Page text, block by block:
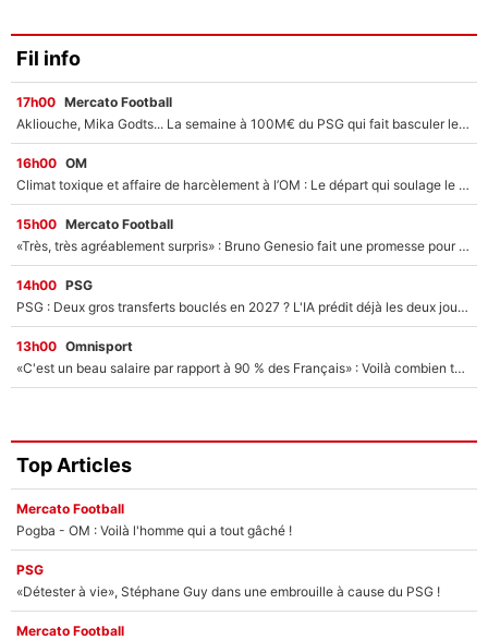
Fil info
17h00 Mercato Football
Akliouche, Mika Godts... La semaine à 100M€ du PSG qui fait basculer le mercato du PSG !
16h00 OM
Climat toxique et affaire de harcèlement à l’OM : Le départ qui soulage le vestiaire de Bruno Genesio
15h00 Mercato Football
«Très, très agréablement surpris» : Bruno Genesio fait une promesse pour la suite du mercato de l’OM et rassure les supporters
14h00 PSG
PSG : Deux gros transferts bouclés en 2027 ? L'IA prédit déjà les deux joueurs qui pourraient rejoindre Luis Enrique !
13h00 Omnisport
«C'est un beau salaire par rapport à 90 % des Français» : Voilà combien touchait Nelson Monfort sur France Télévisions avant de rejoindre CNews
Top Articles
Mercato Football
Pogba - OM : Voilà l'homme qui a tout gâché !
PSG
«Détester à vie», Stéphane Guy dans une embrouille à cause du PSG !
Mercato Football